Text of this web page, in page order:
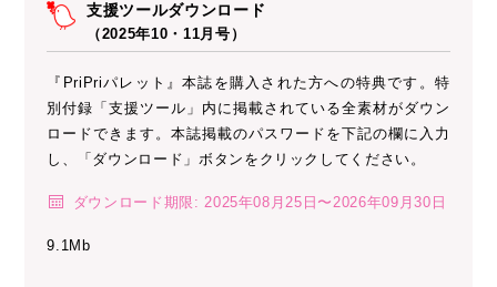
支援ツールダウンロード
（2025年10・11月号）
『PriPriパレット』本誌を購入された方への特典です。特
別付録「支援ツール」内に掲載されている全素材がダウン
ロードできます。本誌掲載のパスワードを下記の欄に入力
し、「ダウンロード」ボタンをクリックしてください。
ダウンロード期限: 2025年08月25日〜2026年09月30日
9.1Mb